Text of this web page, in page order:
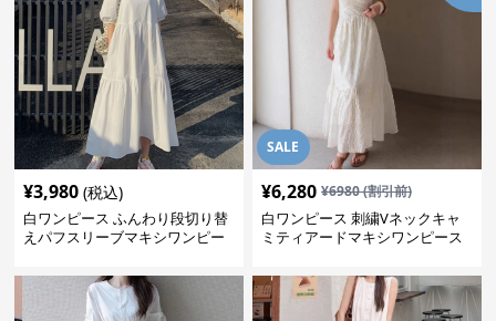
¥3,980 (税込)
白ワンピース ふんわり段切り替
えパフスリーブマキシワンピー
SALE
¥6,280 ¥6980(割引前)
白ワンピース 刺繍Vネックキャ
ミティアードマキシワンピース